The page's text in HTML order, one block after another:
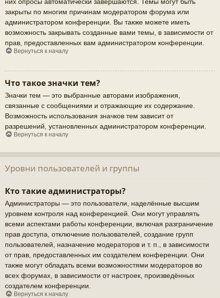
них опросы автоматически завершаются. Темы могут быть
закрыты по многим причинам модератором форума или
администратором конференции. Вы также можете иметь
возможность закрывать созданные вами темы, в зависимости от
прав, предоставленных вам администратором конференции.
Вернуться к началу
Что такое значки тем?
Значки тем — это выбранные авторами изображения,
связанные с сообщениями и отражающие их содержание.
Возможность использования значков тем зависит от
разрешений, установленных администратором конференции.
Вернуться к началу
Уровни пользователей и группы
Кто такие администраторы?
Администраторы — это пользователи, наделённые высшим
уровнем контроля над конференцией. Они могут управлять
всеми аспектами работы конференции, включая разграничение
прав доступа, отключение пользователей, создание групп
пользователей, назначение модераторов и т. п., в зависимости
от прав, предоставленных им создателем конференции. Они
также могут обладать всеми возможностями модераторов во
всех форумах, в зависимости от настроек, произведённых
создателем конференции.
Вернуться к началу